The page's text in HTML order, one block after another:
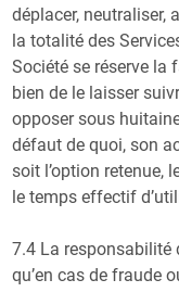
déplacer, neutraliser,
la totalité des
Société se réserve la
bien de le laisser
opposer sous
défaut de quoi, son
soit l’option retenue,
le temps effectif
7.4 La responsabilité
qu’en cas de fraude